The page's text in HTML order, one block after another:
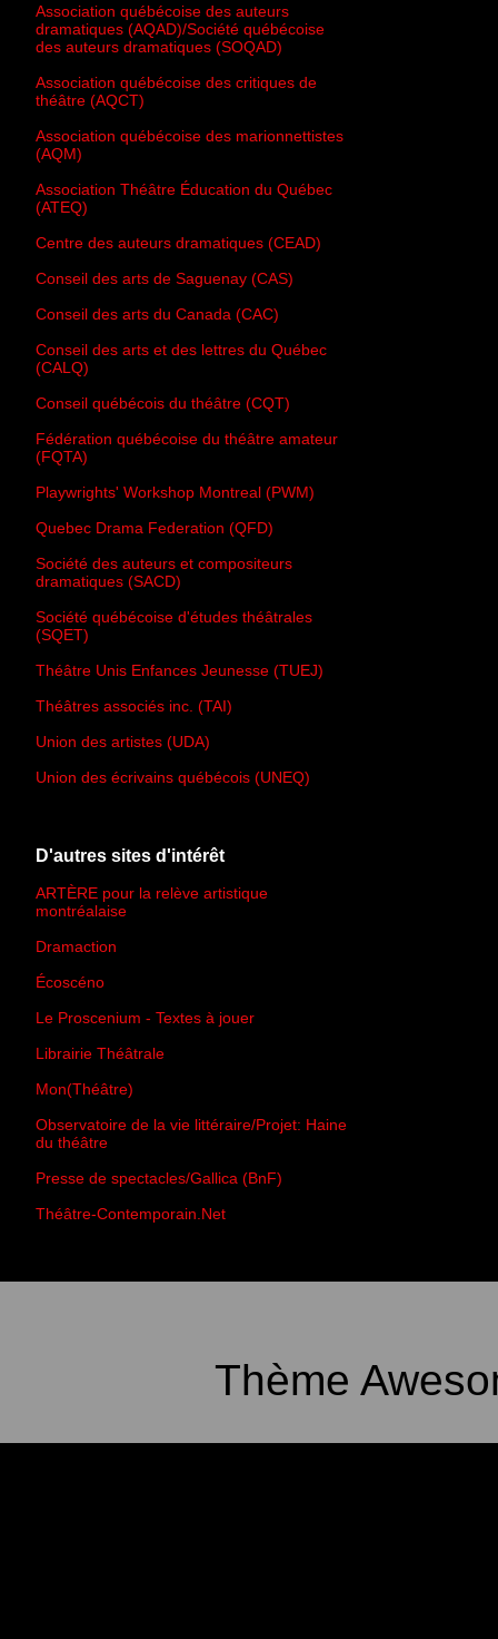
Association québécoise des auteurs
dramatiques (AQAD)/Société québécoise
des auteurs dramatiques (SOQAD)
Association québécoise des critiques de
théâtre (AQCT)
Association québécoise des marionnettistes
(AQM)
Association Théâtre Éducation du Québec
(ATEQ)
Centre des auteurs dramatiques (CEAD)
Conseil des arts de Saguenay (CAS)
Conseil des arts du Canada (CAC)
Conseil des arts et des lettres du Québec
(CALQ)
Conseil québécois du théâtre (CQT)
Fédération québécoise du théâtre amateur
(FQTA)
Playwrights' Workshop Montreal (PWM)
Quebec Drama Federation (QFD)
Société des auteurs et compositeurs
dramatiques (SACD)
Société québécoise d'études théâtrales
(SQET)
Théâtre Unis Enfances Jeunesse (TUEJ)
Théâtres associés inc. (TAI)
Union des artistes (UDA)
Union des écrivains québécois (UNEQ)
D'autres sites d'intérêt
ARTÈRE pour la relève artistique
montréalaise
Dramaction
Écoscéno
Le Proscenium - Textes à jouer
Librairie Théâtrale
Mon(Théâtre)
Observatoire de la vie littéraire/Projet: Haine
du théâtre
Presse de spectacles/Gallica (BnF)
Théâtre-Contemporain.Net
Thème